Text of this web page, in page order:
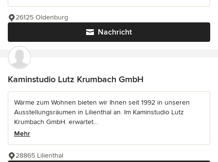
Nachricht
26125 Oldenburg
Kaminstudio Lutz Krumbach GmbH
Wärme zum Wohnen bieten wir Ihnen seit 1992 in unseren
Ausstellungsräumen in Lilienthal an. Im Kaminstudio Lutz
Krumbach GmbH. erwartet...
Mehr
28865 Lilienthal